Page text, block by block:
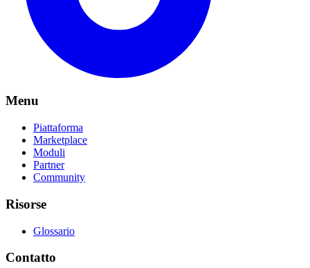
Menu
Piattaforma
Marketplace
Moduli
Partner
Community
Risorse
Glossario
Contatto